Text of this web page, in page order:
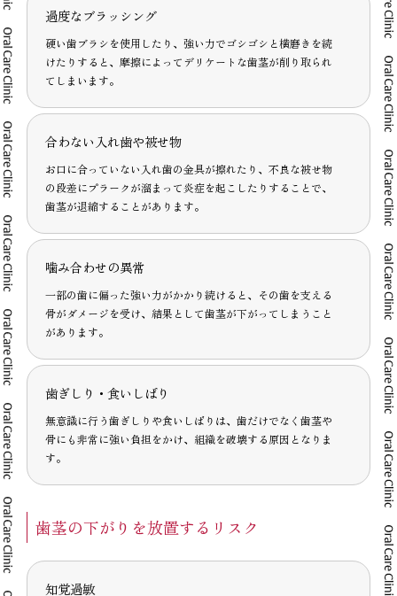
過度なブラッシング
硬い歯ブラシを使用したり、強い力でゴシゴシと横磨きを続
けたりすると、摩擦によってデリケートな歯茎が削り取られ
てしまいます。
合わない入れ歯や被せ物
お口に合っていない入れ歯の金具が擦れたり、不良な被せ物
の段差にプラークが溜まって炎症を起こしたりすることで、
歯茎が退縮することがあります。
噛み合わせの異常
一部の歯に偏った強い力がかかり続けると、その歯を支える
骨がダメージを受け、結果として歯茎が下がってしまうこと
があります。
歯ぎしり・食いしばり
無意識に行う歯ぎしりや食いしばりは、歯だけでなく歯茎や
骨にも非常に強い負担をかけ、組織を破壊する原因となりま
す。
歯茎の下がりを放置するリスク
知覚過敏